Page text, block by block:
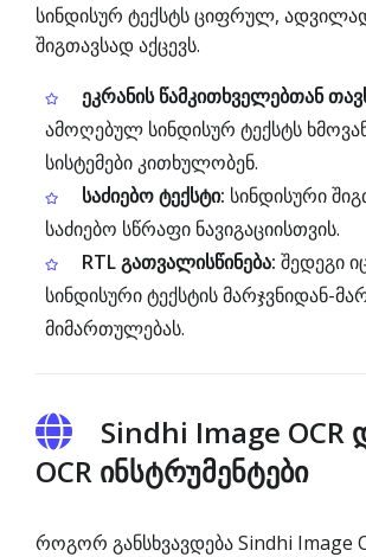
სინდისურ ტექსტს ციფრულ,
შიგთავსად აქცევს.
ეკრანის წამკითხველებთან
ამოღებულ სინდისურ ტექსტს
სისტემები კითხულობენ.
საძიებო ტექსტი: სინდისური
საძიებო სწრაფი ნავიგაციისთვის.
RTL გათვალისწინება: შედეგი
სინდისური ტექსტის მარჯვნიდან-
მიმართულებას.
Sindhi Image OCR
OCR ინსტრუმენტები
როგორ განსხვავდება Sindhi Image